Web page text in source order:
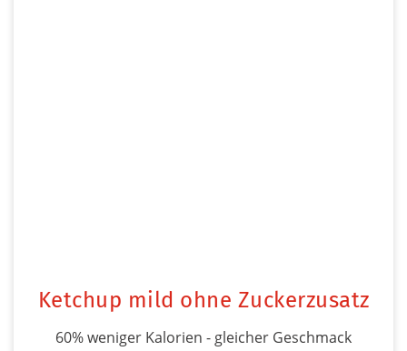
Ketchup mild ohne Zuckerzusatz
60% weniger Kalorien - gleicher Geschmack